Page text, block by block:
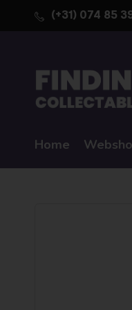
(+31) 074 85
Home